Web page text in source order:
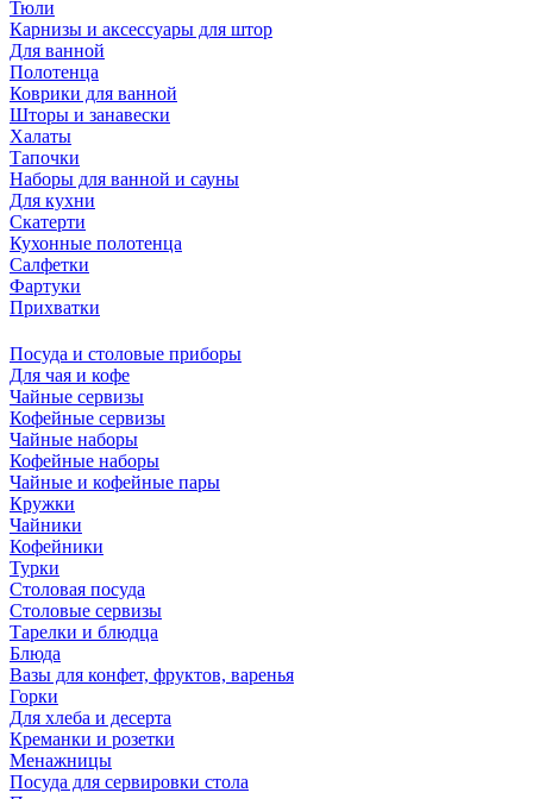
Тюли
Карнизы и аксессуары для штор
Для ванной
Полотенца
Коврики для ванной
Шторы и занавески
Халаты
Тапочки
Наборы для ванной и сауны
Для кухни
Скатерти
Кухонные полотенца
Салфетки
Фартуки
Прихватки
Посуда и столовые приборы
Для чая и кофе
Чайные сервизы
Кофейные сервизы
Чайные наборы
Кофейные наборы
Чайные и кофейные пары
Кружки
Чайники
Кофейники
Турки
Столовая посуда
Столовые сервизы
Тарелки и блюдца
Блюда
Вазы для конфет, фруктов, варенья
Горки
Для хлеба и десерта
Креманки и розетки
Менажницы
Посуда для сервировки стола